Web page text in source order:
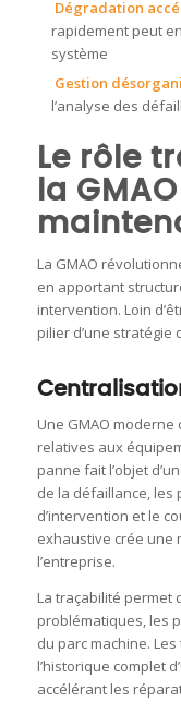
Dégradation
rapidement peut
système
Gestion
l’analyse des
Le rôle
la
La GMAO
en apportant
intervention. Loin
pilier d’une
Une GMAO
relatives aux
panne fait l’objet
de la défaillance, les
d’intervention et le
exhaustive crée une
l’entreprise.
La traçabilité permet
problématiques, les
du parc machine.
l’historique complet
accélérant les